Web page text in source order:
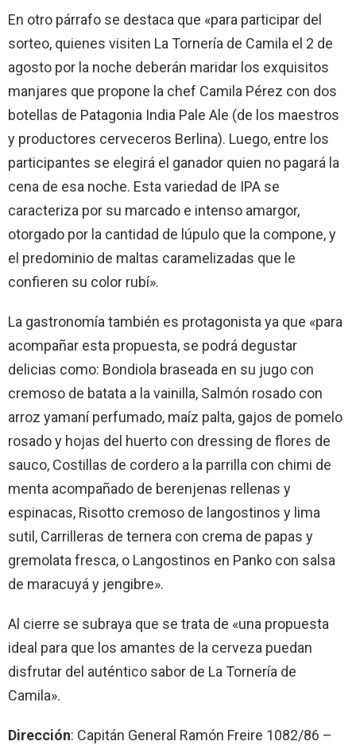
En otro párrafo se destaca que «para participar del
sorteo, quienes visiten La Tornería de Camila el 2 de
agosto por la noche deberán maridar los exquisitos
manjares que propone la chef Camila Pérez con dos
botellas de Patagonia India Pale Ale (de los maestros
y productores cerveceros Berlina). Luego, entre los
participantes se elegirá el ganador quien no pagará la
cena de esa noche. Esta variedad de IPA se
caracteriza por su marcado e intenso amargor,
otorgado por la cantidad de lúpulo que la compone, y
el predominio de maltas caramelizadas que le
confieren su color rubí».
La gastronomía también es protagonista ya que «para
acompañar esta propuesta, se podrá degustar
delicias como: Bondiola braseada en su jugo con
cremoso de batata a la vainilla, Salmón rosado con
arroz yamaní perfumado, maíz palta, gajos de pomelo
rosado y hojas del huerto con dressing de flores de
sauco, Costillas de cordero a la parrilla con chimi de
menta acompañado de berenjenas rellenas y
espinacas, Risotto cremoso de langostinos y lima
sutil, Carrilleras de ternera con crema de papas y
gremolata fresca, o Langostinos en Panko con salsa
de maracuyá y jengibre».
Al cierre se subraya que se trata de «una propuesta
ideal para que los amantes de la cerveza puedan
disfrutar del auténtico sabor de La Tornería de
Camila».
Dirección: Capitán General Ramón Freire 1082/86 –